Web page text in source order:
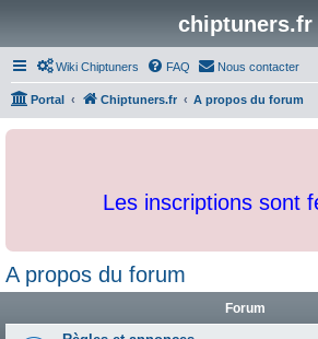
chiptuners.fr
Wiki Chiptuners FAQ Nous contacter
Portal Chiptuners.fr A propos du forum
Les inscriptions sont
A propos du forum
Forum